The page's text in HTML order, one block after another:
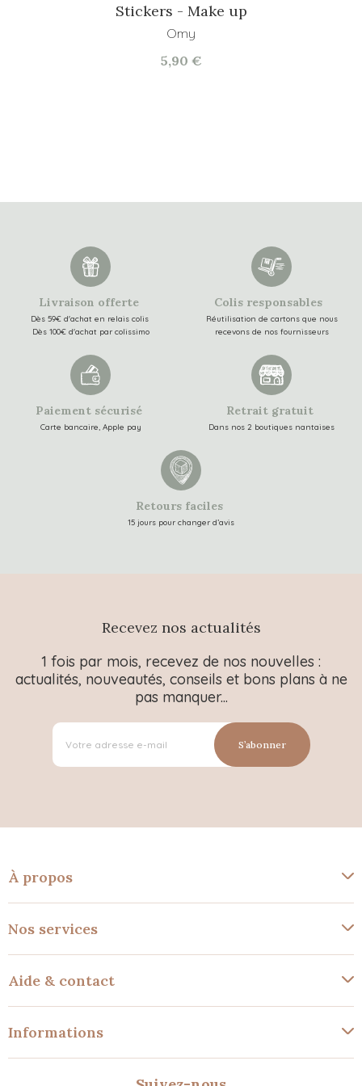
Stickers - Make up
Omy
5,90 €
Livraison offerte
Dès 59€ d'achat en relais colis
Dès 100€ d'achat par colissimo
Colis responsables
Réutilisation de cartons que nous
recevons de nos fournisseurs
Paiement sécurisé
Carte bancaire, Apple pay
Retrait gratuit
Dans nos 2 boutiques nantaises
Retours faciles
15 jours pour changer d’avis
Recevez nos actualités
1 fois par mois, recevez de nos nouvelles :
actualités, nouveautés, conseils et bons plans à ne
pas manquer...
S’abonner
À propos
Nos services
Aide & contact
Informations